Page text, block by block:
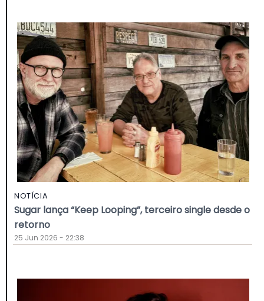
NOTÍCIA
Sugar lança “Keep Looping”, terceiro single desde o
retorno
25 Jun 2026 - 22:38